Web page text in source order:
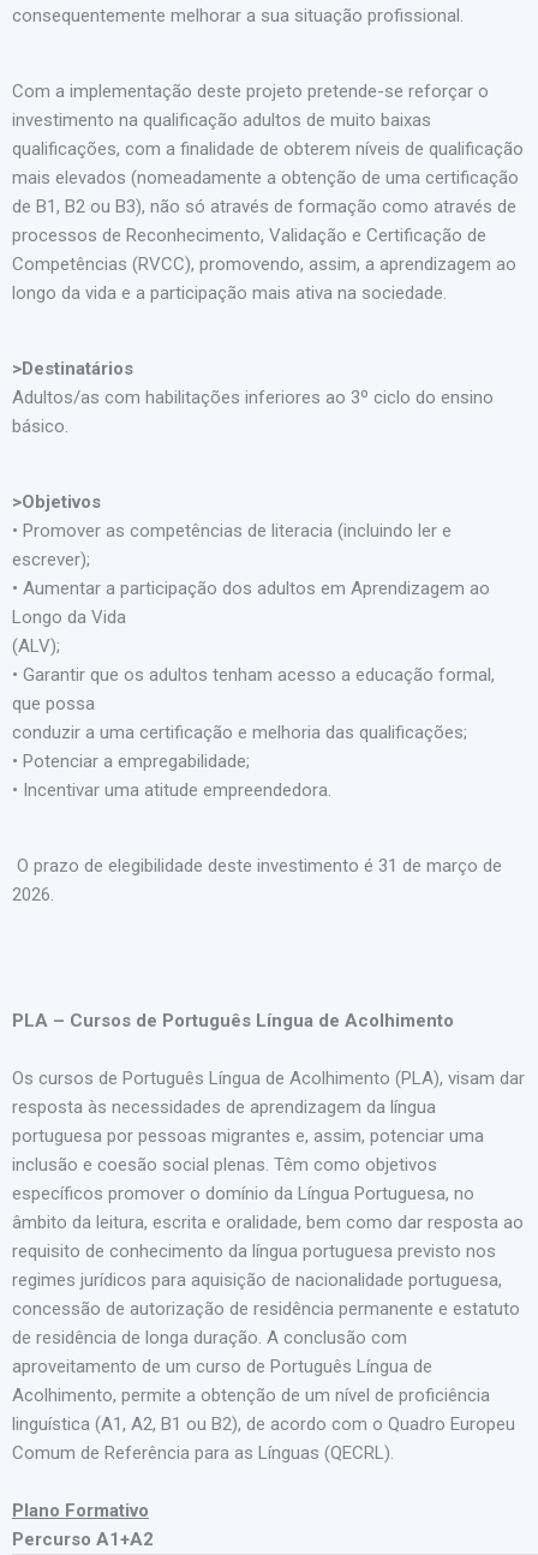
consequentemente melhorar a sua situação profissional.
Com a implementação deste projeto pretende-se reforçar o
investimento na qualificação adultos de muito baixas
qualificações, com a finalidade de obterem níveis de qualificação
mais elevados (nomeadamente a obtenção de uma certificação
de B1, B2 ou B3), não só através de formação como através de
processos de Reconhecimento, Validação e Certificação de
Competências (RVCC), promovendo, assim, a aprendizagem ao
longo da vida e a participação mais ativa na sociedade.
>Destinatários
Adultos/as com habilitações inferiores ao 3º ciclo do ensino
básico.
>Objetivos
• Promover as competências de literacia (incluindo ler e
escrever);
• Aumentar a participação dos adultos em Aprendizagem ao
Longo da Vida
(ALV);
• Garantir que os adultos tenham acesso a educação formal,
que possa
conduzir a uma certificação e melhoria das qualificações;
• Potenciar a empregabilidade;
• Incentivar uma atitude empreendedora.
O prazo de elegibilidade deste investimento é 31 de março de
2026.
PLA – Cursos de Português Língua de Acolhimento
Os cursos de Português Língua de Acolhimento (PLA), visam dar
resposta às necessidades de aprendizagem da língua
portuguesa por pessoas migrantes e, assim, potenciar uma
inclusão e coesão social plenas. Têm como objetivos
específicos promover o domínio da Língua Portuguesa, no
âmbito da leitura, escrita e oralidade, bem como dar resposta ao
requisito de conhecimento da língua portuguesa previsto nos
regimes jurídicos para aquisição de nacionalidade portuguesa,
concessão de autorização de residência permanente e estatuto
de residência de longa duração. A conclusão com
aproveitamento de um curso de Português Língua de
Acolhimento, permite a obtenção de um nível de proficiência
linguística (A1, A2, B1 ou B2), de acordo com o Quadro Europeu
Comum de Referência para as Línguas (QECRL).
Plano Formativo
Percurso A1+A2